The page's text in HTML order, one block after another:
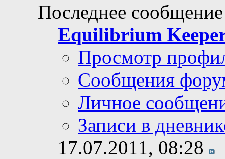
Последнее
Equilibrium
Просмотр
Сообщения
Личное
Записи в
17.07.2011, 08:28